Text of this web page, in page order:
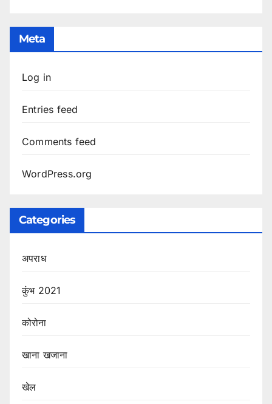
Meta
Log in
Entries feed
Comments feed
WordPress.org
Categories
अपराध
कुंभ 2021
कोरोना
खाना खजाना
खेल